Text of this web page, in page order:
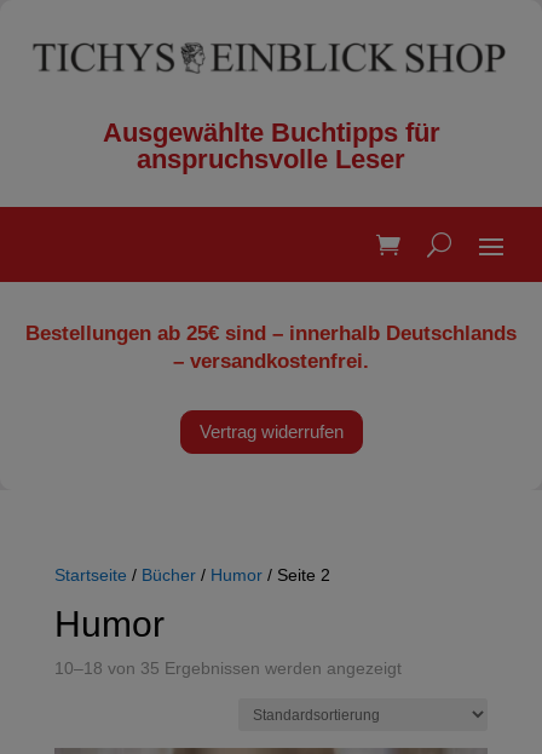
Ausgewählte Buchtipps für
anspruchsvolle Leser
Bestellungen ab 25€ sind – innerhalb Deutschlands
– versandkostenfrei.
Vertrag widerrufen
Startseite / Bücher/ Humor/ Seite 2
Humor
10–18 von 35 Ergebnissen werden angezeigt